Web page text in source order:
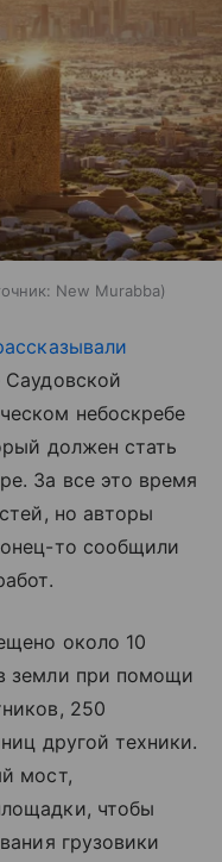
New Murabba
небоскребе
должен стать
За все это время
но авторы
то сообщили
около 10
земли при помощи
250
другой техники.
мост,
чтобы
грузовики